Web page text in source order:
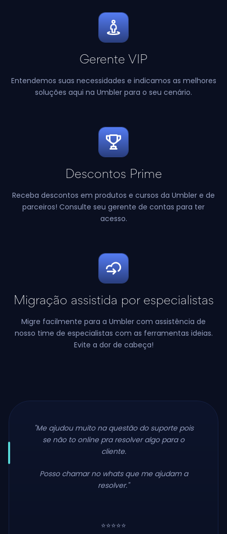
Gerente VIP
Entendemos suas necessidades e indicamos as melhores
soluções aqui na Umbler para o seu cenário.
Descontos Prime
Receba descontos em produtos e cursos da Umbler e de
parceiros! Consulte seu gerente de contas para ter
acesso.
Migração assistida por especialistas
Migre facilmente para a Umbler com assistência de
nosso time de especialistas com as ferramentas ideias.
Evite a dor de cabeça!
"Me ajudou muito na questão do suporte pois
se não to online pra resolver algo para o
cliente.
Posso chamar no whats que me ajudam a
resolver."
⭐⭐⭐⭐⭐